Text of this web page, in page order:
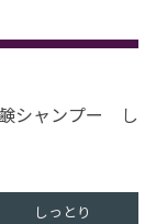
シャンプー し
しっとり